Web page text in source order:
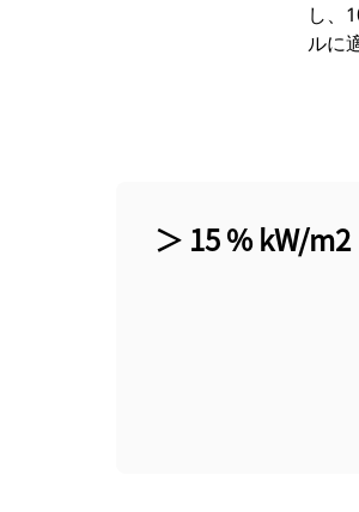
し、
ルに
＞ 15 % kW/m2